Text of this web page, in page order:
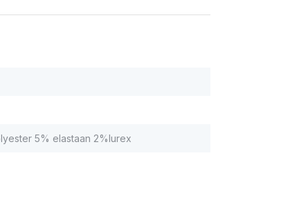
5% elastaan 2%lurex